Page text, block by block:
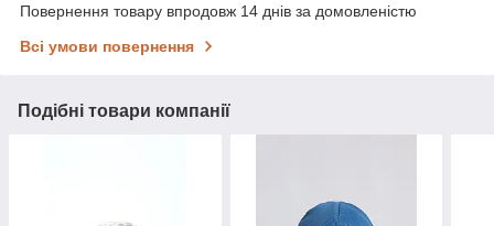
Повернення товару впродовж 14 днів за домовленістю
Всі умови повернення
Подібні товари компанії